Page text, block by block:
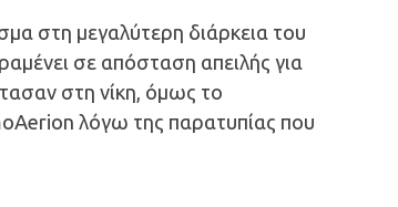
στη μεγαλύτερη διάρκεια του
σε απόσταση απειλής για
στη νίκη, όμως το
λόγω της παρατυπίας που